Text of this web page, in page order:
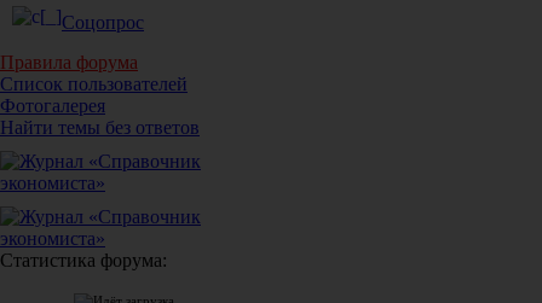
Соцопрос
Правила форума
Список пользователей
Фотогалерея
Найти темы без ответов
Статистика форума: